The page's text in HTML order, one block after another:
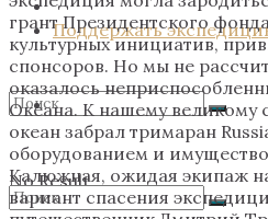
No Result
Поддержать
грант Президентского
культурных инициатив,
спонсоров. Но мы не
оказалось
Океана. К нашему
океан забрал тримаран
оборудованием и
Калюжная, ожидая экипаж
вариант спасения